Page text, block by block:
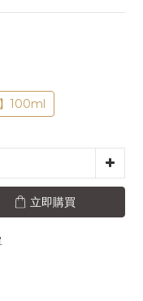
100ml
立即購買